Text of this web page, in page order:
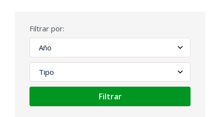
Filtrar por:
Filtrar